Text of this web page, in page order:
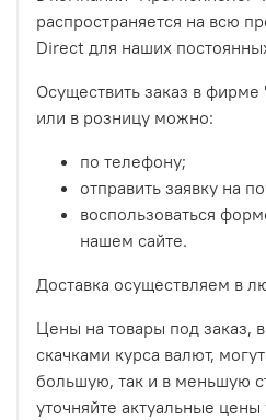
распространяется на всю
Direct для наших
Осуществить заказ в
или в розницу можно:
по телефону;
отправить заявку на
воспользоваться
нашем сайте.
Доставка осуществляем в
Цены на товары под заказ,
скачками курса валют,
большую, так и в меньшую
уточняйте актуальные